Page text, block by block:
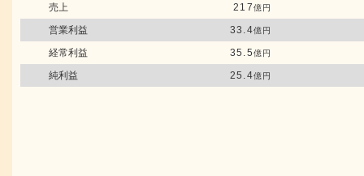
売上 217億円
営業利益 33.4億円
経常利益 35.5億円
純利益 25.4億円